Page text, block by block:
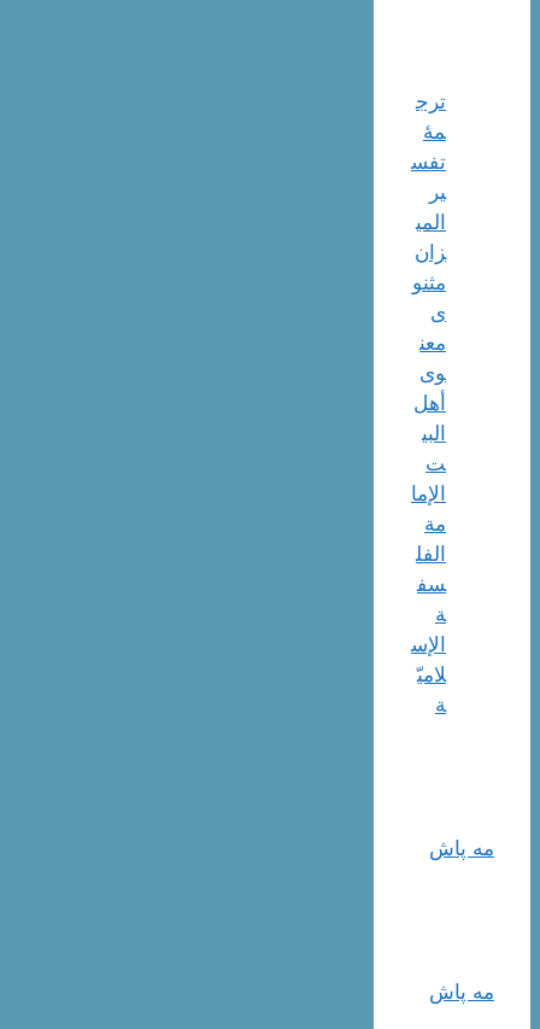
ترج
مۀ
تفس
یر
المی
زان
مثنو
ی
معن
وی
أهل
البي
ت
الإما
مة
الفل
سف
ة
الإس
لاميّ
ة
مه پاش
مه پاش